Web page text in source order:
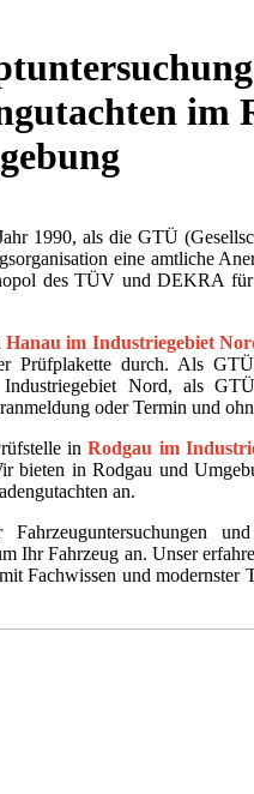
im
1990, als die GTÜ
eine amtliche
des TÜV und DEKRA für
Hanau im Industriegebiet
Prüfplakette durch. Als
Nord, als
oder Termin und
inRodgau im
bieten in Rodgau und
an.
Ihr Fahrzeug an. Unser
Fachwissen und modernster